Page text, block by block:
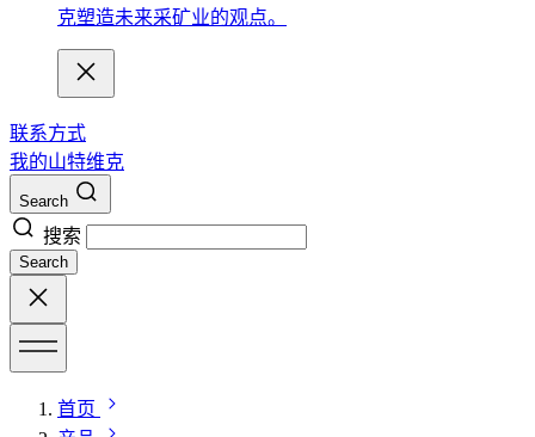
克塑造未来采矿业的观点。
联系方式
我的山特维克
Search
搜索
Search
首页